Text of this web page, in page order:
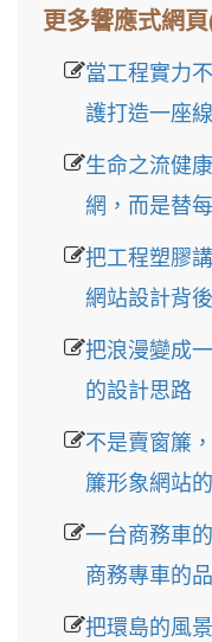
更多響應式網
當工程實力
護打造一座
生命之流健
網，而是替
把工程塑膠
網站設計背
把浪漫變成
的設計思路
不是賣窗簾
簾形象網站
一台商務車
商務專車的
把環島的風